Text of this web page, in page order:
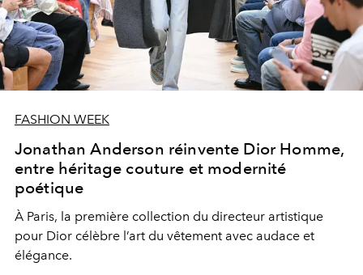
FASHION WEEK
Jonathan Anderson réinvente Dior Homme,
entre héritage couture et modernité
poétique
À Paris, la première collection du directeur artistique
pour Dior célèbre l’art du vêtement avec audace et
élégance.